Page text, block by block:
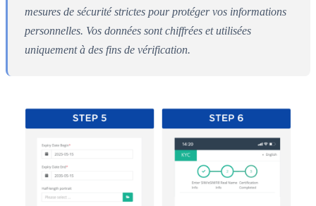
mesures de sécurité strictes pour protéger vos informations
personnelles. Vos données sont chiffrées et utilisées
uniquement à des fins de vérification.